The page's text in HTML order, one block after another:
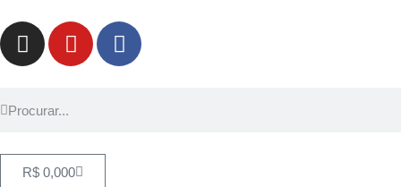
R$ 0,000